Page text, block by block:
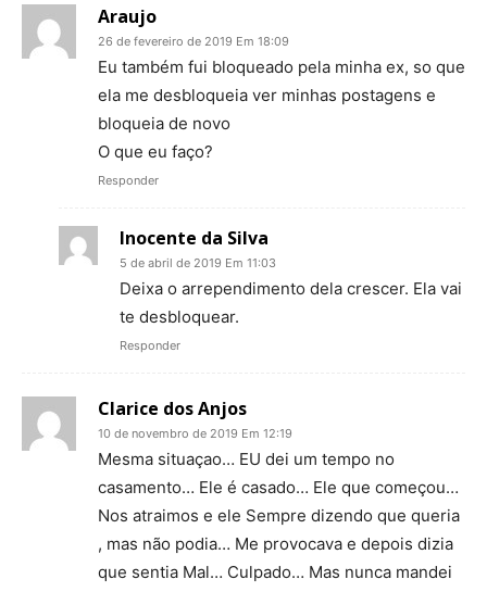
Araujo
26 de fevereiro de 2019 Em 18:09
Eu também fui bloqueado pela minha ex, so que
ela me desbloqueia ver minhas postagens e
bloqueia de novo
O que eu faço?
Responder
Inocente da Silva
5 de abril de 2019 Em 11:03
Deixa o arrependimento dela crescer. Ela vai
te desbloquear.
Responder
Clarice dos Anjos
10 de novembro de 2019 Em 12:19
Mesma situaçao… EU dei um tempo no
casamento… Ele é casado… Ele que começou…
Nos atraimos e ele Sempre dizendo que queria
, mas não podia… Me provocava e depois dizia
que sentia Mal… Culpado… Mas nunca mandei